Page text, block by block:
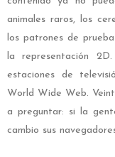
animales raros, los
los patrones de
la representación 2D.
estaciones de
World Wide Web.
a preguntar: si la
cambio sus